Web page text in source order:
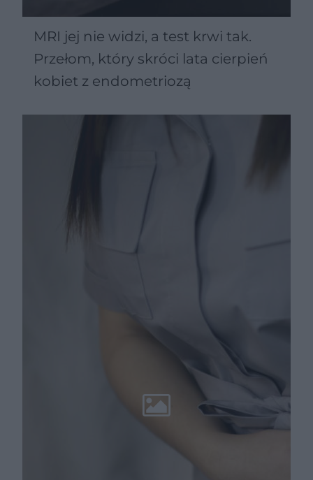
MRI jej nie widzi, a test krwi tak.
Przełom, który skróci lata cierpień
kobiet z endometriozą